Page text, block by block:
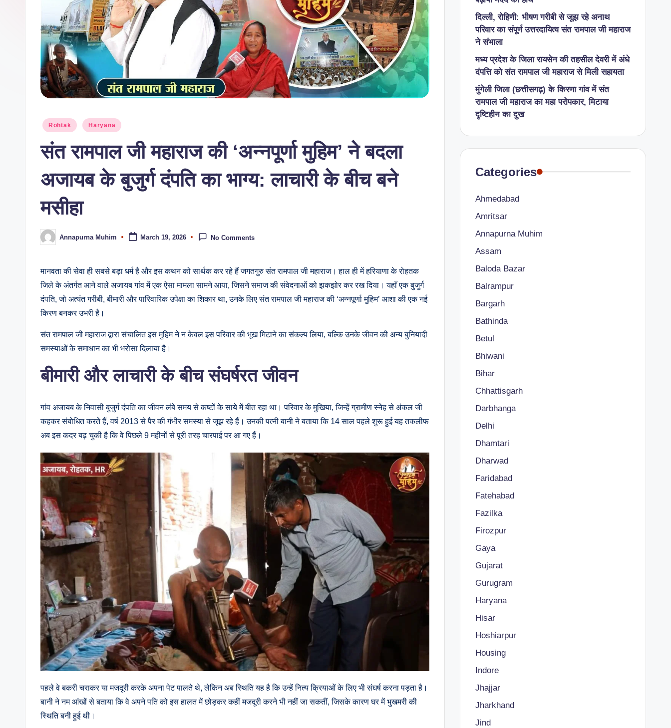
Rohtak Haryana
संत रामपाल जी महाराज की ‘अन्नपूर्णा मुहिम’ ने बदला
अजायब के बुजुर्ग दंपति का भाग्य: लाचारी के बीच बने
मसीहा
Annapurna Muhim March 19, 2026 No Comments
मानवता की सेवा ही सबसे बड़ा धर्म है और इस कथन को सार्थक कर रहे हैं जगतगुरु संत रामपाल जी महाराज। हाल ही में हरियाणा के रोहतक
जिले के अंतर्गत आने वाले अजायब गांव में एक ऐसा मामला सामने आया, जिसने समाज की संवेदनाओं को झकझोर कर रख दिया। यहाँ एक बुजुर्ग
दंपति, जो अत्यंत गरीबी, बीमारी और पारिवारिक उपेक्षा का शिकार था, उनके लिए संत रामपाल जी महाराज की ‘अन्नपूर्णा मुहिम’ आशा की एक नई
किरण बनकर उभरी है।
संत रामपाल जी महाराज द्वारा संचालित इस मुहिम ने न केवल इस परिवार की भूख मिटाने का संकल्प लिया, बल्कि उनके जीवन की अन्य बुनियादी
समस्याओं के समाधान का भी भरोसा दिलाया है।
बीमारी और लाचारी के बीच संघर्षरत जीवन
गांव अजायब के निवासी बुजुर्ग दंपति का जीवन लंबे समय से कष्टों के साये में बीत रहा था। परिवार के मुखिया, जिन्हें ग्रामीण स्नेह से अंकल जी
कहकर संबोधित करते हैं, वर्ष 2013 से पैर की गंभीर समस्या से जूझ रहे हैं। उनकी पत्नी बानी ने बताया कि 14 साल पहले शुरू हुई यह तकलीफ
अब इस कदर बढ़ चुकी है कि वे पिछले 9 महीनों से पूरी तरह चारपाई पर आ गए हैं।
पहले वे बकरी चराकर या मजदूरी करके अपना पेट पालते थे, लेकिन अब स्थिति यह है कि उन्हें नित्य क्रियाओं के लिए भी संघर्ष करना पड़ता है।
बानी ने नम आंखों से बताया कि वे अपने पति को इस हालत में छोड़कर कहीं मजदूरी करने भी नहीं जा सकतीं, जिसके कारण घर में भुखमरी की
स्थिति बनी हुई थी।
दिल्ली, रोहिणी: भीषण गरीबी से जूझ रहे अनाथ
परिवार का संपूर्ण उत्तरदायित्व संत रामपाल जी महाराज
ने संभाला
मध्य प्रदेश के जिला रायसेन की तहसील देवरी में अंधे
दंपत्ति को संत रामपाल जी महाराज से मिली सहायता
​मुंगेली जिला (छत्तीसगढ़) के किरणा गांव में संत
रामपाल जी महाराज का महा परोपकार, मिटाया
दृष्टिहीन का दुख
Categories
Ahmedabad
Amritsar
Annapurna Muhim
Assam
Baloda Bazar
Balrampur
Bargarh
Bathinda
Betul
Bhiwani
Bihar
Chhattisgarh
Darbhanga
Delhi
Dhamtari
Dharwad
Faridabad
Fatehabad
Fazilka
Firozpur
Gaya
Gujarat
Gurugram
Haryana
Hisar
Hoshiarpur
Housing
Indore
Jhajjar
Jharkhand
Jind